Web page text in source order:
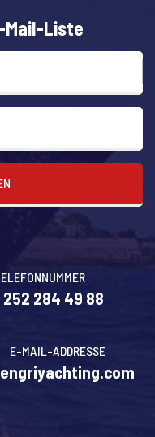
Mail-Liste
252 284 49 88
E-MAIL-ADDRESSE